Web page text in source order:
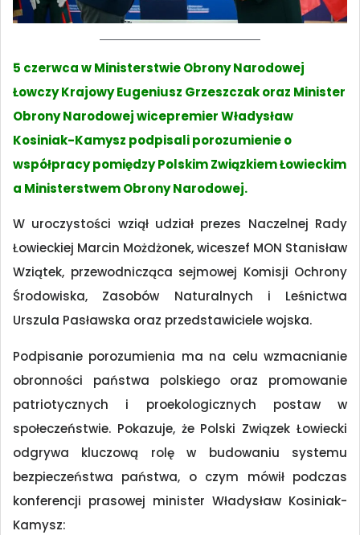
5 czerwca w Ministerstwie Obrony Narodowej
Łowczy Krajowy Eugeniusz Grzeszczak oraz Minister
Obrony Narodowej wicepremier Władysław
Kosiniak-Kamysz podpisali porozumienie o
współpracy pomiędzy Polskim Związkiem Łowieckim
a Ministerstwem Obrony Narodowej.
W uroczystości wziął udział prezes Naczelnej Rady
Łowieckiej Marcin Możdżonek, wiceszef MON Stanisław
Wziątek, przewodnicząca sejmowej Komisji Ochrony
Środowiska, Zasobów Naturalnych i Leśnictwa
Urszula Pasławska oraz przedstawiciele wojska.
Podpisanie porozumienia ma na celu wzmacnianie
obronności państwa polskiego oraz promowanie
patriotycznych i proekologicznych postaw w
społeczeństwie. Pokazuje, że Polski Związek Łowiecki
odgrywa kluczową rolę w budowaniu systemu
bezpieczeństwa państwa, o czym mówił podczas
konferencji prasowej minister Władysław Kosiniak-
Kamysz: